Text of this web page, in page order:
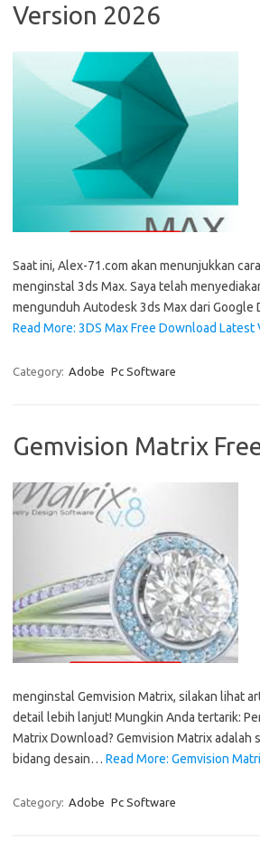
Version 2026
Saat ini, Alex-71.com akan menunjukkan
menginstal 3ds Max. Saya telah
mengunduh Autodesk 3ds Max dari Google
Read More: 3DS Max Free Download Latest
Category: Adobe Pc Software
Gemvision Matrix
menginstal Gemvision Matrix, silakan lihat
detail lebih lanjut! Mungkin Anda tertarik:
Matrix Download? Gemvision Matrix adalah
bidang desain… Read More: Gemvision
Category: Adobe Pc Software